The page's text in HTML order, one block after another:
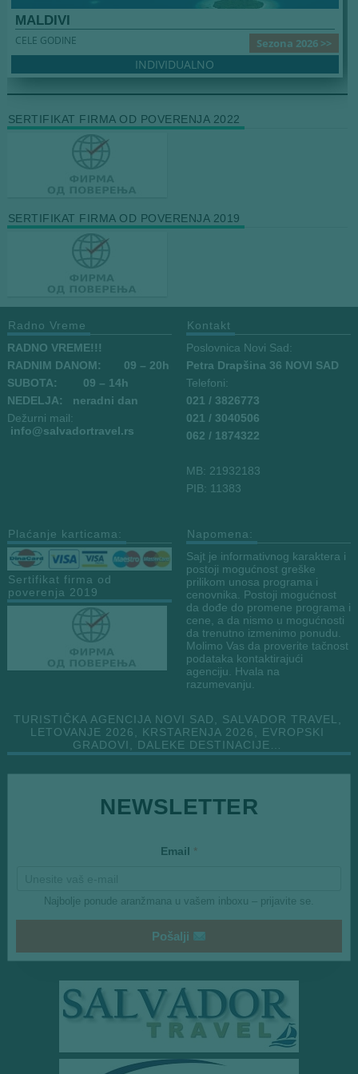
MALDIVI
Sezona 2026 >>
CELE GODINE
INDIVIDUALNO
SERTIFIKAT FIRMA OD POVERENJA 2022
SERTIFIKAT FIRMA OD POVERENJA 2019
Radno Vreme
RADNO VREME!!!
RADNIM DANOM:
09 – 20h
SUBOTA: 09 – 14h
NEDELJA: neradni dan
Dežurni mail:
info@salvadortravel.rs
Kontakt
Poslovnica Novi Sad:
Petra Drapšina 36 NOVI SAD
Telefoni:
021 / 3826773
021 / 3040506
062 / 1874322
MB: 21932183
PIB: 11383
Plaćanje karticama:
Sertifikat firma od
poverenja 2019
Napomena:
Sajt je informativnog karaktera i
postoji mogućnost greške
prilikom unosa programa i
cenovnika. Postoji mogućnost
da dođe do promene programa i
cene, a da nismo u mogućnosti
da trenutno izmenimo ponudu.
Molimo Vas da proverite tačnost
podataka kontaktirajući
agenciju. Hvala na
razumevanju.
TURISTIČKA AGENCIJA NOVI SAD, SALVADOR TRAVEL,
LETOVANJE 2026, KRSTARENJA 2026, EVROPSKI
GRADOVI, DALEKE DESTINACIJE…
m
a
E
NEWSLETTER
Email *
Najbolje ponude aranžmana u vašem inboxu – prijavite se.
Pošalji